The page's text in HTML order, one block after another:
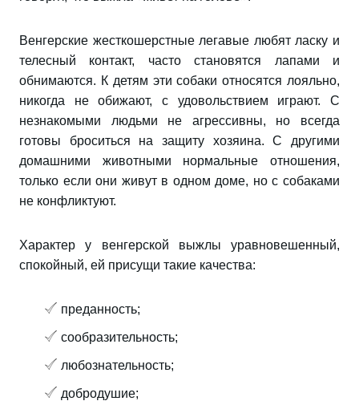
Венгерские жесткошерстные легавые любят ласку и
телесный контакт, часто становятся лапами и
обнимаются. К детям эти собаки относятся лояльно,
никогда не обижают, с удовольствием играют. С
незнакомыми людьми не агрессивны, но всегда
готовы броситься на защиту хозяина. С другими
домашними животными нормальные отношения,
только если они живут в одном доме, но с собаками
не конфликтуют.
Характер у венгерской выжлы уравновешенный,
спокойный, ей присущи такие качества:
преданность;
сообразительность;
любознательность;
добродушие;